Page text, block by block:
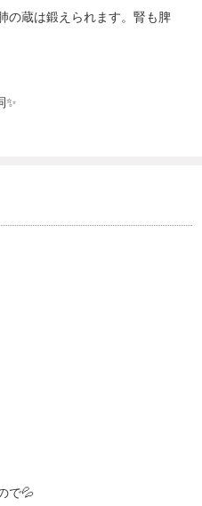
の蔵は鍛えられます。腎も脾
✨
で💦